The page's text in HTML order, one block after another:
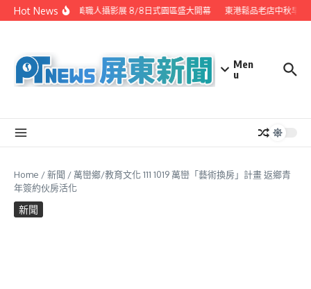
Skip to content
Hot News潮州之美職人攝影展 8/8日式園區盛大開幕 東港鬆品老店中秋早鳥
Men
u
Home /新聞 /萬巒鄉/教育文化 111 1019 萬巒「藝術換房」計畫 返鄉青
年簽約伙房活化
新聞